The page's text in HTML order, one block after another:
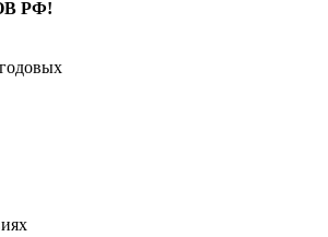
РФ!